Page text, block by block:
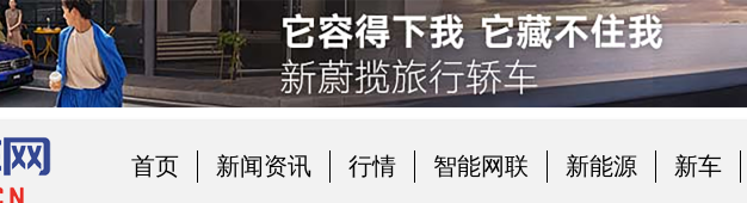
首页 新闻资讯 行情 智能网联 新能源 新车